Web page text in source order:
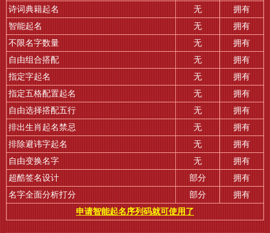
诗词典籍起名
无
拥有
智能起名
无
拥有
不限名字数量
无
拥有
自由组合搭配
无
拥有
指定字起名
无
拥有
指定五格配置起名
无
拥有
自由选择搭配五行
无
拥有
排出生肖起名禁忌
无
拥有
排除避讳字起名
无
拥有
自由变换名字
无
拥有
超酷签名设计
部分
拥有
名字全面分析打分
部分
拥有
申请智能起名序列码就可使用了